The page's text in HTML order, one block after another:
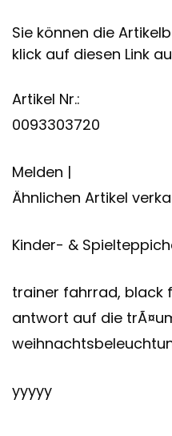
Sie können die
klick auf diesen Link
Artikel Nr.:
0093303720
Melden |
Ähnlichen Artikel
Kinder- &
trainer fahrrad, black
antwort auf die
yyyyy